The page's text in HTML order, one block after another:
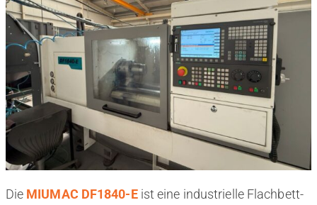
Die MIUMAC DF1840-Eist eine industrielle Flachbett-